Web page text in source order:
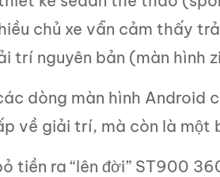
chủ xe vẫn cảm thấy
trí nguyên bản (màn hình
dòng màn hình Android
về giải trí, mà còn là một
tiền ra “lên đời” ST900